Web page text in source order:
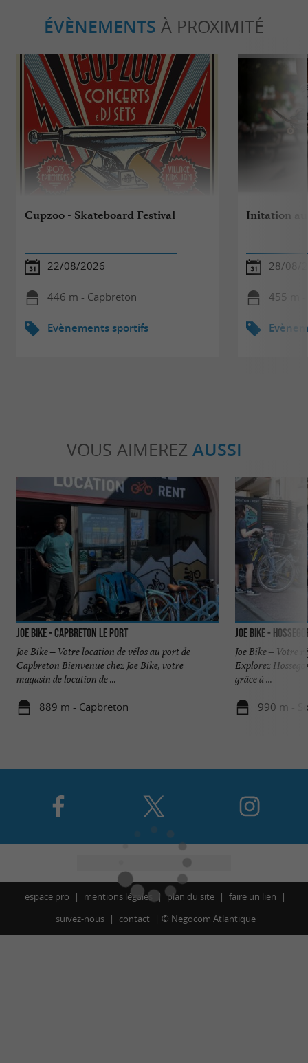
ÉVÈNEMENTS À PROXIMITÉ
Cupzoo - Skateboard Festival
22/08/2026
446 m - Capbreton
Evènements sportifs
Initation
28/08/
455 m -
VOUS AIMEREZ AUSSI
JOE BIKE - Capbreton le Port
Joe Bike – Votre location de vélos au port de
Capbreton Bienvenue chez Joe Bike, votre
magasin de location de ...
889 m - Capbreton
JOE BIKE -
Joe Bike – Votre
Explorez
grâce à ...
990 m -
espace pro mentions légales plan du site
faire un lien
suivez-nous
contact © Negocom Atlantique